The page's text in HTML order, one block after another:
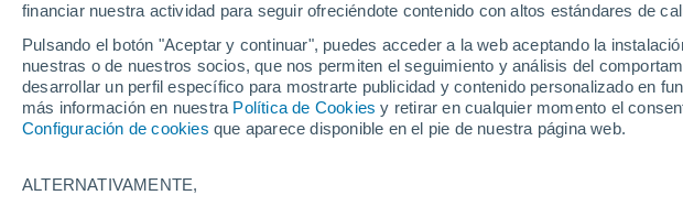
financiar nuestra actividad para seguir ofreciéndote contenido con altos estándares de
Pulsando el botón "Aceptar y continuar", puedes acceder a la web aceptando la
nuestras o de nuestros socios, que nos permiten el seguimiento y análisis del
desarrollar un perfil específico para mostrarte publicidad y contenido personalizado en
más información en nuestra Política de Cookies y retirar en cualquier momento el
Configuración de cookies que aparece disponible en el pie de nuestra página web.
ALTERNATIVAMENTE,
Modelos de predicción numérica
PRES. | V > 10
| NUB. |
PRECIPITACIÓN
ACUMULADA
NIEVE
ACUMULADA
TEMPERATURA
2M
GEOP.